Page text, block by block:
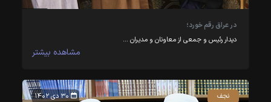
در عراق رقم خورد؛
دیدار رئیس و جمعی از معاونان و مدیران …
مشاهده بیشتر
۳۰ دی ۱۴۰۲ نجف